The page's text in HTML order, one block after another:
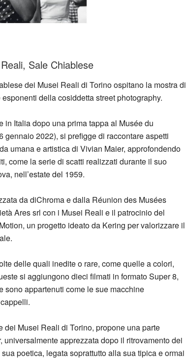
Sale Chiablese
dei Musei Reali di Torino ospitano la mostra di
della cosiddetta street photography.
in Italia dopo una prima tappa al Musée du
2022), si prefigge di raccontare aspetti
umana e artistica di Vivian Maier, approfondendo
come la serie di scatti realizzati durante il suo
nell’estate del 1959.
da diChroma e dalla Réunion des Musées
Ares srl con i Musei Reali e il patrocinio del
un progetto ideato da Kering per valorizzare il
delle quali inedite o rare, come quelle a colori,
si aggiungono dieci filmati in formato Super 8,
sono appartenuti come le sue macchine
dei Musei Reali di Torino, propone una parte
apprezzata dopo il ritrovamento dei
poetica, legata soprattutto alla sua tipica e ormai